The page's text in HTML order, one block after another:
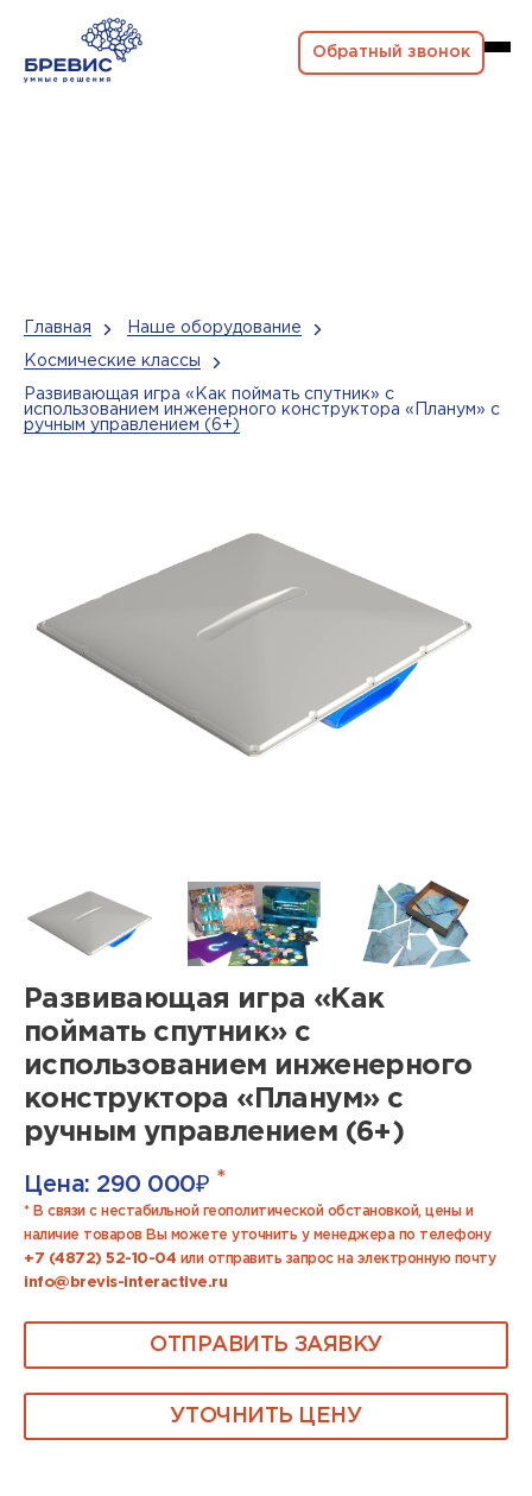
Обратный звонок
Главная Наше оборудование
Космические классы
Развивающая игра «Как поймать спутник» с
использованием инженерного конструктора «Планум» с
ручным управлением (6+)
Развивающая игра «Как
поймать спутник» с
использованием инженерного
конструктора «Планум» с
ручным управлением (6+)
Цена: 290 000₽ *
* В связи с нестабильной геополитической обстановкой, цены и
наличие товаров Вы можете уточнить у менеджера по телефону
+7 (4872) 52-10-04 или отправить запрос на электронную почту
info@brevis-interactive.ru
ОТПРАВИТЬ ЗАЯВКУ
УТОЧНИТЬ ЦЕНУ